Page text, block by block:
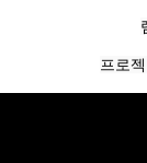
프로